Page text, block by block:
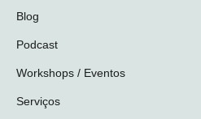
Blog
Podcast
Workshops / Eventos
Serviços